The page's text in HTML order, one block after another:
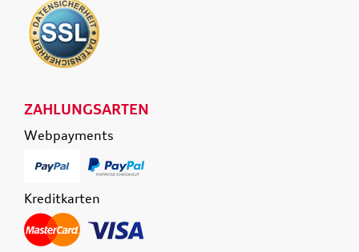
ZAHLUNGSARTEN
Webpayments
Kreditkarten